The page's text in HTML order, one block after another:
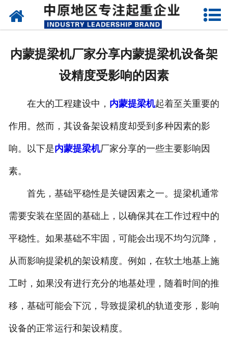
网站首页
企业视频
联系我们
内蒙提梁机厂家分享内蒙提梁机设备架
设精度受影响的因素
在大的工程建设中， 内蒙提梁机起着至关重要的
作用。然而，其设备架设精度却受到多种因素的影
响。以下是内蒙提梁机厂家分享的一些主要影响因
素。
首先，基础平稳性是关键因素之一。提梁机通常
需要安装在坚固的基础上，以确保其在工作过程中的
平稳性。如果基础不牢固，可能会出现不均匀沉降，
从而影响提梁机的架设精度。例如，在软土地基上施
工时，如果没有进行充分的地基处理，随着时间的推
移，基础可能会下沉，导致提梁机的轨道变形，影响
设备的正常运行和架设精度。